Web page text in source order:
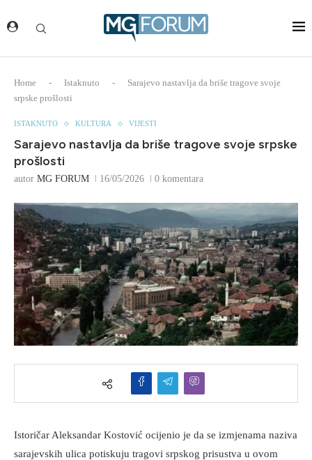
Home - Istaknuto -
Sarajevo nastavlja da briše tragove svoje
srpske prošlosti
ISTAKNUTO KULTURA VIJESTI
Sarajevo nastavlja da briše tragove svoje srpske
prošlosti
autor MG FORUM 16/05/2026 0 komentara
Istoričar Aleksandar Kostović ocijenio je da se izmjenama naziva
sarajevskih ulica potiskuju tragovi srpskog prisustva u ovom